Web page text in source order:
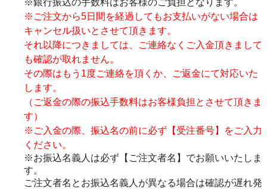
※ご注文から5日間を経過してもお支払いがない場合は
キャンセル扱いとさせて頂きます。
それ以降につきましては、ご連絡なくご入金頂きまして
も確認が取れません。
その際はもう1度ご連絡を頂くか、ご返金にて対応いた
します。
（ご返金の際の振込手数料はお客様負担とさせて頂きま
す）
※ご入金の際、振込名の前に必ず【受注番号】をご入力
ください。
※お振込名義人は必ず【ご注文者名】でお願いいたしま
す。
ご注文者名とお振込名義人が異なる場合は確認が遅れ発